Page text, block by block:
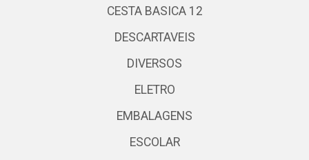
CESTA BASICA 12
DESCARTAVEIS
DIVERSOS
ELETRO
EMBALAGENS
ESCOLAR